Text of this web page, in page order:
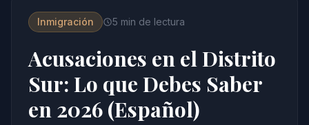
Inmigración 5 min de lectura
Acusaciones en el Distrito
Sur: Lo que Debes Saber
en 2026 (Español)